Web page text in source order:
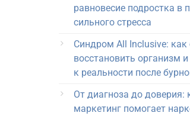
равновесие подростка в
сильного стресса
Синдром All Inclusive: как
восстановить организм и
к реальности после
От диагноза до доверия:
маркетинг помогает